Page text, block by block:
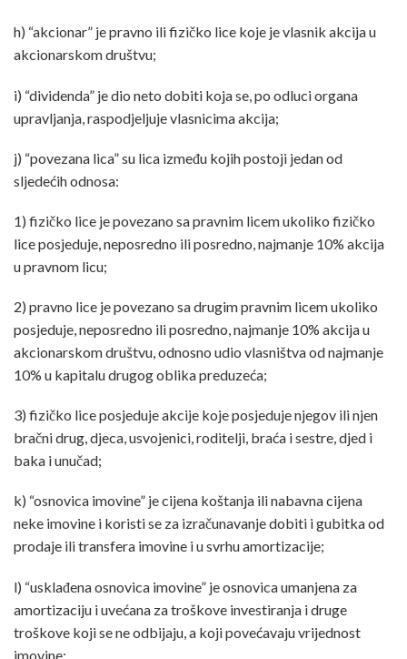
h) “akcionar” je pravno ili fizičko lice koje je vlasnik akcija u
akcionarskom društvu;
i) “dividenda” je dio neto dobiti koja se, po odluci organa
upravljanja, raspodjeljuje vlasnicima akcija;
j) “povezana lica” su lica između kojih postoji jedan od
sljedećih odnosa:
1) fizičko lice je povezano sa pravnim licem ukoliko fizičko
lice posjeduje, neposredno ili posredno, najmanje 10% akcija
u pravnom licu;
2) pravno lice je povezano sa drugim pravnim licem ukoliko
posjeduje, neposredno ili posredno, najmanje 10% akcija u
akcionarskom društvu, odnosno udio vlasništva od najmanje
10% u kapitalu drugog oblika preduzeća;
3) fizičko lice posjeduje akcije koje posjeduje njegov ili njen
bračni drug, djeca, usvojenici, roditelji, braća i sestre, djed i
baka i unučad;
k) “osnovica imovine” je cijena koštanja ili nabavna cijena
neke imovine i koristi se za izračunavanje dobiti i gubitka od
prodaje ili transfera imovine i u svrhu amortizacije;
l) “usklađena osnovica imovine” je osnovica umanjena za
amortizaciju i uvećana za troškove investiranja i druge
troškove koji se ne odbijaju, a koji povećavaju vrijednost
imovine;